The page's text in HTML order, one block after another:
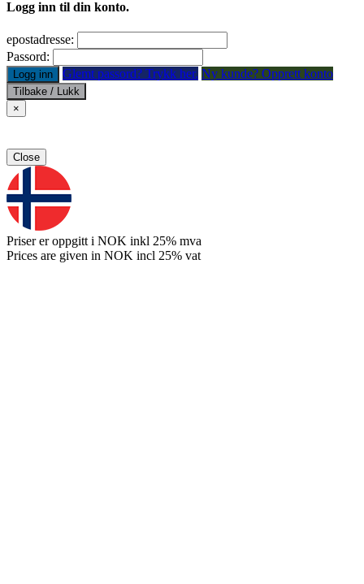
Logg inn til din konto.
epostadresse:
Passord:
Logg inn Glemt passord? Trykk her. Ny kunde? Opprett konto
Tilbake / Lukk
×
Close
Priser er oppgitt i NOK inkl 25% mva
Prices are given in NOK incl 25% vat